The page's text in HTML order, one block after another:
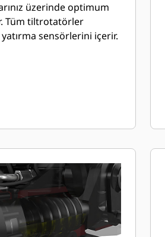
üzerinde optimum
sensörlerini içerir.